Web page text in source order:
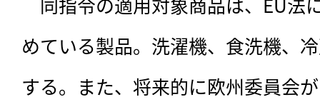
めている製品。洗濯機、食洗機、
する。また、将来的に欧州委員会